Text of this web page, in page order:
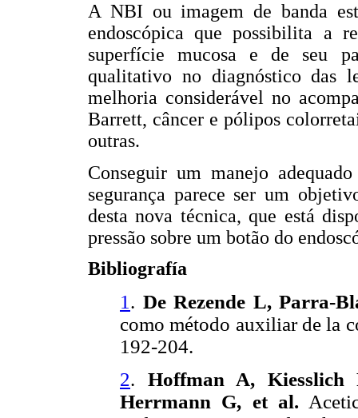
A NBI ou imagem de banda
endoscópica que possibilita a
superfície mucosa e de seu
qualitativo no diagnóstico das
melhoria considerável no
Barrett, câncer e pólipos
outras.
Conseguir um manejo
segurança parece ser um
desta nova técnica, que está
pressão sobre um botão do
Bibliografía
1 . De Rezende L, Parra-
como método auxiliar de la
192-204.
2. Hoffman A,
Herrmann G, et al.